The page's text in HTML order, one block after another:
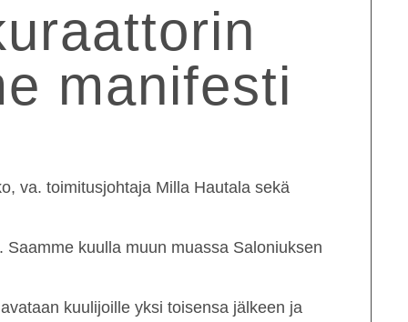
manifesti
va. toimitusjohtaja Milla Hautala sekä
kuulla muun muassa Saloniuksen
kuulijoille yksi toisensa jälkeen ja